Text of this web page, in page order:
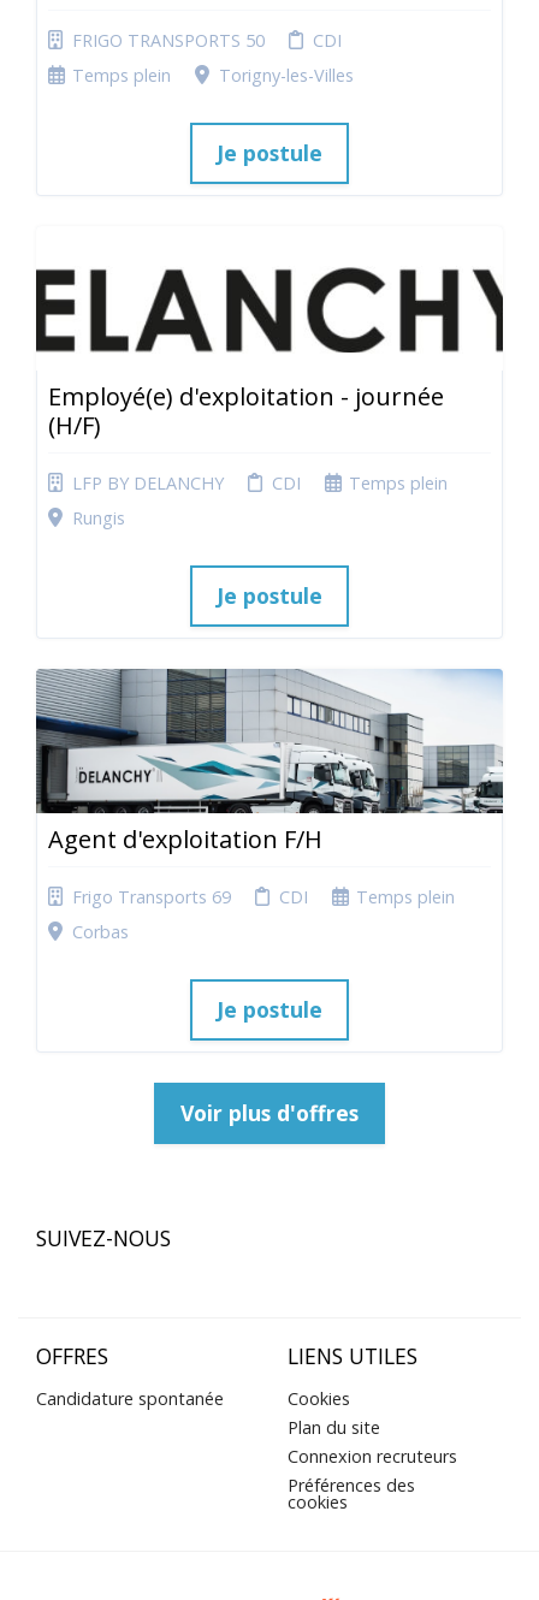
FRIGO TRANSPORTS 50
CDI
Temps plein
Torigny-les-Villes
Je postule
Employé(e) d'exploitation - journée
(H/F)
LFP BY DELANCHY CDI
Temps plein
Rungis
Je postule
Agent d'exploitation F/H
Frigo Transports 69 CDI
Temps plein
Corbas
Je postule
Voir plus d'offres
SUIVEZ-NOUS
OFFRES
Candidature spontanée
LIENS UTILES
Cookies
Plan du site
Connexion recruteurs
Préférences des
cookies